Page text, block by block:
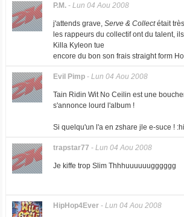
P.M.- Lun 04 Aou 2008
j'attends grave, Serve & Collectétait
les rappeurs du collectif ont du talent,
Killa Kyleon tue
encore du bon son frais straight form
Evil Pimp- Lun 04 Aou 2008
Tain Ridin Wit No Ceilin est une
s'annonce lourd l'album !
Si quelqu'un l'a en zshare jle e-suce !
trapstar77 - Lun 04 Aou 2008
Je kiffe trop Slim Thhhuuuuuugggggg
HipHop4Ever- Lun 04 Aou 2008